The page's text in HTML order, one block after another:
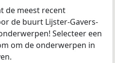
de meest recent
de buurt Lijster-Gavers-
Selecteer een
om de onderwerpen in